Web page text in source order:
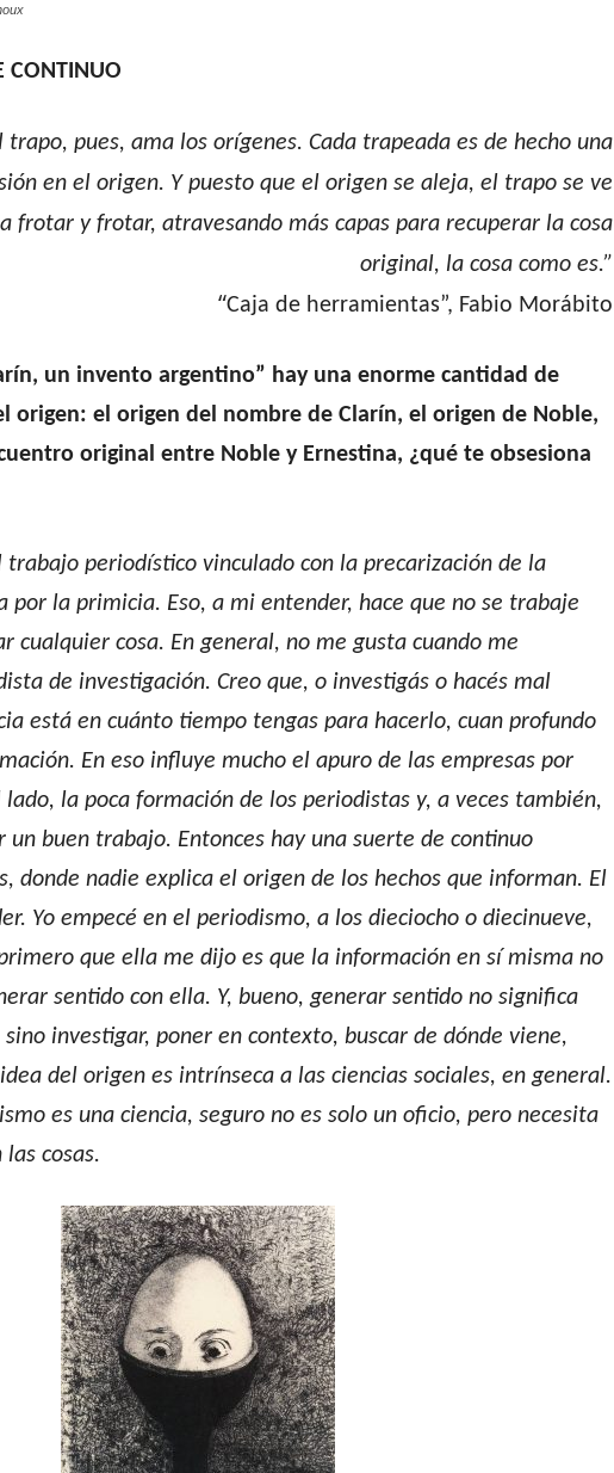
CONTINUO
trapo, pues, ama los orígenes. Cada trapeada es de hecho una
en el origen. Y puesto que el origen se aleja, el trapo se ve
frotar y frotar, atravesando más capas para recuperar la cosa
original, la cosa como es.”
“Caja de herramientas”, Fabio Morábito
un invento argentino” hay una enorme cantidad de
origen: el origen del nombre de Clarín, el origen de Noble,
original entre Noble y Ernestina, ¿qué te obsesiona
trabajo periodístico vinculado con la precarización de la
por la primicia. Eso, a mi entender, hace que no se trabaje
cualquier cosa. En general, no me gusta cuando me
de investigación. Creo que, o investigás o hacés mal
está en cuánto tiempo tengas para hacerlo, cuan profundo
En eso influye mucho el apuro de las empresas por
la poca formación de los periodistas y, a veces también,
un buen trabajo. Entonces hay una suerte de continuo
donde nadie explica el origen de los hechos que informan. El
Yo empecé en el periodismo, a los dieciocho o diecinueve,
que ella me dijo es que la información en sí misma no
sentido con ella. Y, bueno, generar sentido no significa
investigar, poner en contexto, buscar de dónde viene,
del origen es intrínseca a las ciencias sociales, en general.
es una ciencia, seguro no es solo un oficio, pero necesita
cosas.